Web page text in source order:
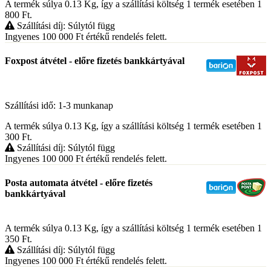
A termék súlya 0.13 Kg, így a szállítási költség 1 termék esetében 1
800 Ft.
Szállítási díj: Súlytól függ
Ingyenes 100 000 Ft értékű rendelés felett.
Foxpost átvétel - előre fizetés bankkártyával
Szállítási idő: 1-3 munkanap
A termék súlya 0.13 Kg, így a szállítási költség 1 termék esetében 1
300 Ft.
Szállítási díj: Súlytól függ
Ingyenes 100 000 Ft értékű rendelés felett.
Posta automata átvétel - előre fizetés
bankkártyával
A termék súlya 0.13 Kg, így a szállítási költség 1 termék esetében 1
350 Ft.
Szállítási díj: Súlytól függ
Ingyenes 100 000 Ft értékű rendelés felett.